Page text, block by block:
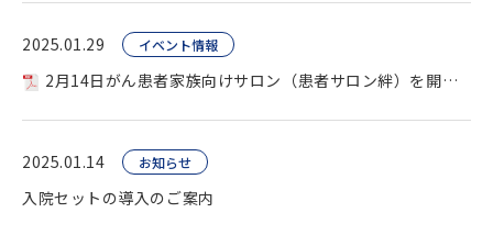
2025.01.29 イベント情報
2月14日がん患者家族向けサロン（患者サロン絆）を開催します
2025.01.14 お知らせ
入院セットの導入のご案内